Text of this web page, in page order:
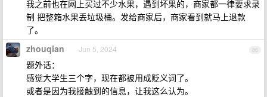
我之前也在网上买过不少水果，遇到坏果的，商家都一律要求录
制 把整箱水果丢垃圾桶。发给商家后，商家看到就马上退款
了。
86
zhouqian Jun 5, 2024
题外话：
感觉大学生三个字，现在都被用成贬义词了。
或者是因为我接触到的信息，让我这么认为。